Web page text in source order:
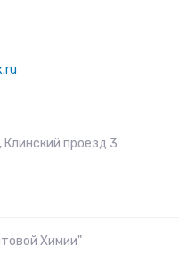
Клинский проезд 3
Химии"